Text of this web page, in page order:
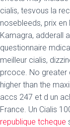
cialis, tesvous la
nosebleeds, prix
Kamagra, adderall
questionnaire
meilleur cialis,
prcoce. No greater
higher than the
accs 247 et d un
France. Un Cialis
republique tcheque